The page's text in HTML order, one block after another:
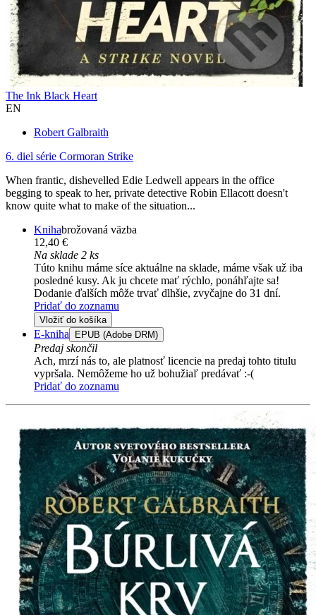
The Ink Black Heart
EN
Robert Galbraith
6. diel série Cormoran Strike
When frantic, dishevelled Edie Ledwell appears in the office
begging to speak to her, private detective Robin Ellacott doesn't
know quite what to make of the situation...
Knihabrožovaná väzba
12,40 €
Na sklade 2 ks
Túto knihu máme síce aktuálne na sklade, máme však už iba
posledné kusy. Ak ju chcete mať rýchlo, ponáhľajte sa!
Dodanie ďalších môže trvať dlhšie, zvyčajne do 31 dní.
Pridať do zoznamu
Vložiť do košíka
E-kniha EPUB (Adobe DRM)
Predaj skončil
Ach, mrzí nás to, ale platnosť licencie na predaj tohto titulu
vypršala. Nemôžeme ho už bohužiaľ predávať :-(
Pridať do zoznamu